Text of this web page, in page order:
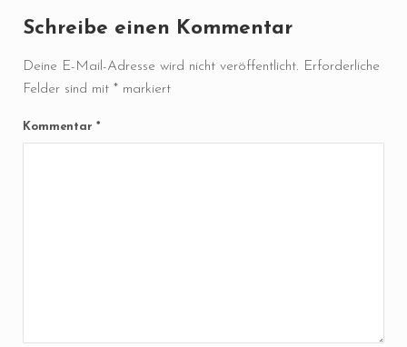
Schreibe einen Kommentar
Deine E-Mail-Adresse wird nicht veröffentlicht. Erforderliche
Felder sind mit *markiert
Kommentar *